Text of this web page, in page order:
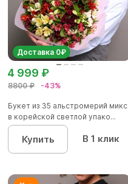
Доставка 0₽
8800 ₽ -43%
4 999 ₽
Букет из 35 альстромерий микс
в корейской светлой упако...
Купить В 1 клик